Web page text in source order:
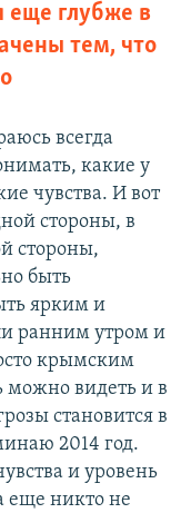
еще глубже в
тем, что
всегда
какие у
чувства. И вот
стороны, в
стороны,
быть
ярким и
ранним утром и
крымским
можно видеть и в
становится в
2014 год.
и уровень
еще никто не